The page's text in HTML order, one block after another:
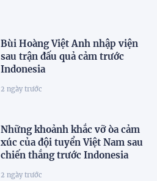
Bùi Hoàng Việt Anh nhập viện
sau trận đấu quả cảm trước
Indonesia
2 ngày trước
Những khoảnh khắc vỡ òa cảm
xúc của đội tuyển Việt Nam sau
chiến thắng trước Indonesia
2 ngày trước